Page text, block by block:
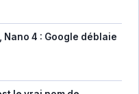
Nano 4 : Google déblaie